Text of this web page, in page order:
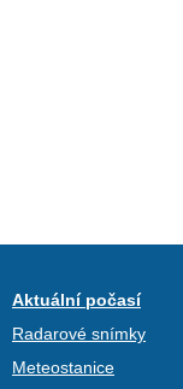
Aktuální počasí
Radarové snímky
Meteostanice